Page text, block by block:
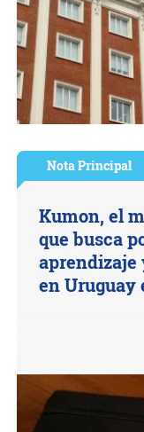
Nota Principal
Kumon, el
que busca
aprendizaje
en Uruguay